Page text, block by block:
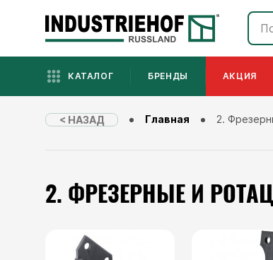
КАТАЛОГ БРЕНДЫ АКЦИЯ
< НАЗАД Главная 2.
2. ФРЕЗЕРНЫЕ И